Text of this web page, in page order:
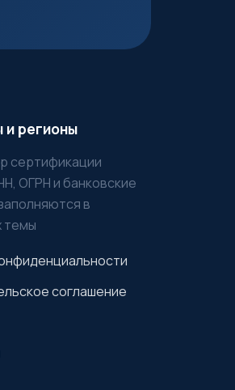
и регионы
сертификации
ОГРН и банковские
в
темы
соглашение